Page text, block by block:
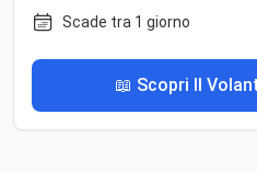
Scade tra 1 giorno
📖 Scopri Il